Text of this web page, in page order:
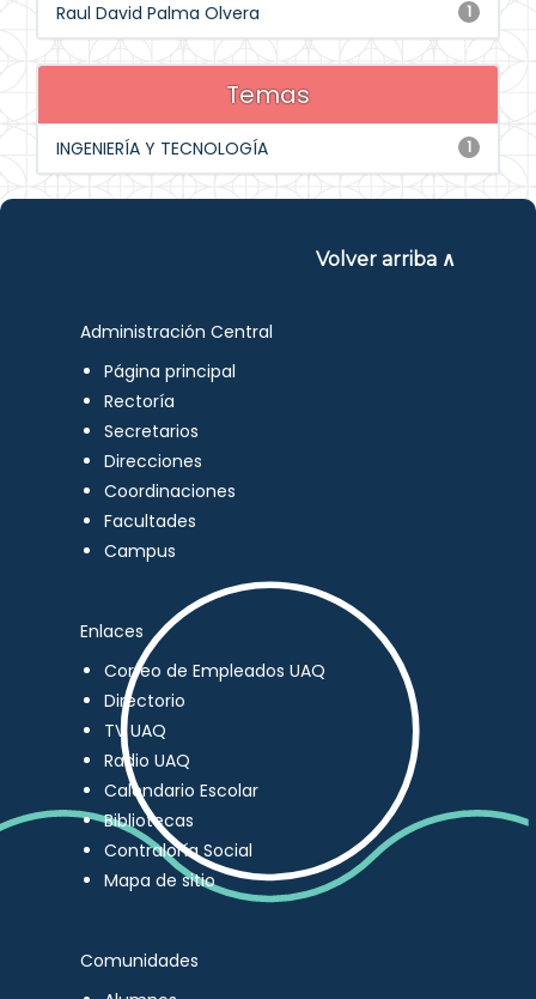
1
Raul David Palma Olvera
Temas
1
INGENIERÍA Y TECNOLOGÍA
Volver arriba ∧
Administración Central
Página principal
Rectoría
Secretarios
Direcciones
Coordinaciones
Facultades
Campus
Enlaces
Correo de Empleados UAQ
Directorio
TV UAQ
Radio UAQ
Calendario Escolar
Bibliotecas
Contraloría Social
Mapa de sitio
Comunidades